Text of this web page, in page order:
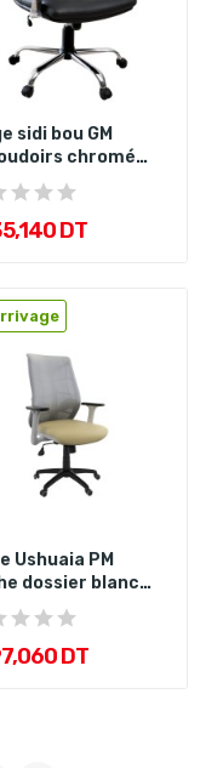
sidi bou GM
chromé
chromé
DT
Ushuaia PM
dossier blanc
noir
DT